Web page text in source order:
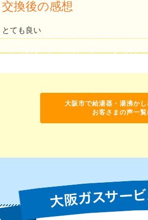
交換後の感想
とても良い
大阪市で給湯器・湯沸か
お客さまの声一覧